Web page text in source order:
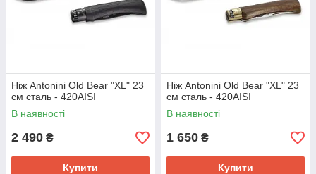
Ніж Antonini Old Bear "XL" 23
см сталь - 420AISI
В наявності
2 490 ₴
Купити
Ніж Antonini Old Bear "XL" 23
см сталь - 420AISI
В наявності
1 650 ₴
Купити